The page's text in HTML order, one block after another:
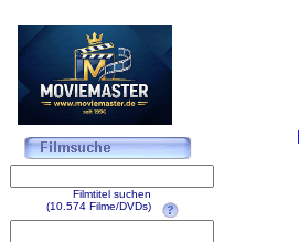
Filmtitel suchen
(10.574 Filme/DVDs)